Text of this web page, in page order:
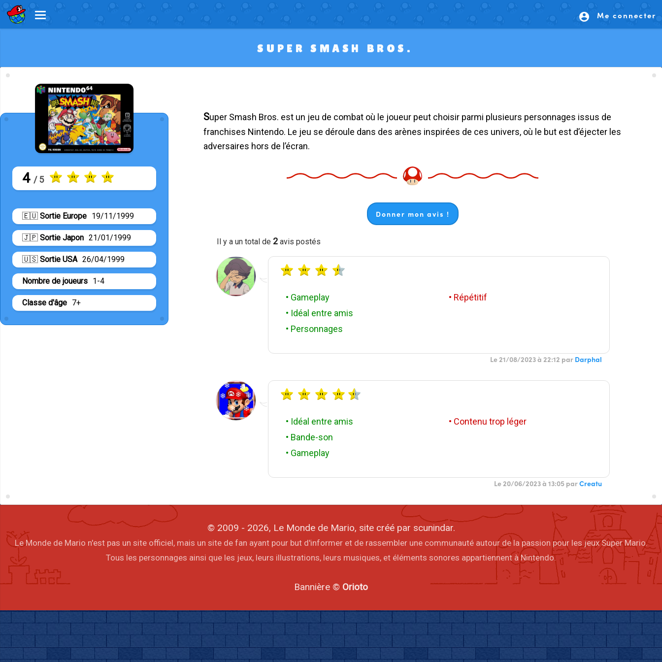
account_circle Me connecter
SUPER SMASH BROS.
4 / 5
🇪🇺 Sortie Europe 19/11/1999
🇯🇵 Sortie Japon 21/01/1999
🇺🇸 Sortie USA 26/04/1999
Nombre de joueurs 1-4
Classe d'âge 7+
Super Smash Bros. est un jeu de combat où le joueur peut choisir parmi plusieurs personnages issus de
franchises Nintendo. Le jeu se déroule dans des arènes inspirées de ces univers, où le but est d’éjecter les
adversaires hors de l’écran.
Donner mon avis !
Il y a un total de 2avis postés
• Gameplay
• Idéal entre amis
• Personnages
• Répétitif
Le 21/08/2023 à 22:12 par Darphal
• Idéal entre amis
• Bande-son
• Gameplay
• Contenu trop léger
Le 20/06/2023 à 13:05 parCreatu
© 2009 - 2026, Le Monde de Mario, site créé par scunindar.
Le Monde de Mario n'est pas un site officiel, mais un site de fan ayant pour but d'informer et de rassembler une communauté autour de la passion pour les jeux Super Mario.
Tous les personnages ainsi que les jeux, leurs illustrations, leurs musiques, et éléments sonores appartiennent à Nintendo.
Bannière © Orioto